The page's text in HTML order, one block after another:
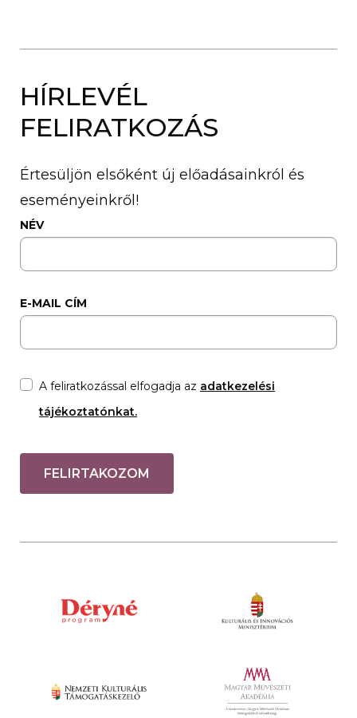
HÍRLEVÉL
FELIRATKOZÁS
Értesüljön elsőként új előadásainkról és
eseményeinkről!
NÉV
E-MAIL CÍM
A feliratkozással elfogadja az adatkezelési
tájékoztatónkat.
FELIRTAKOZOM